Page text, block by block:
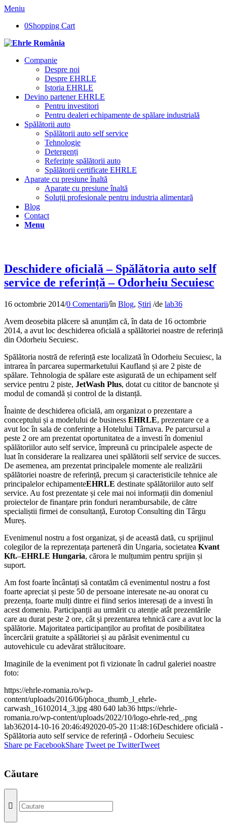
Meniu
0Shopping Cart
Companie
Despre noi
Despre EHRLE
Istoria EHRLE
Devino partener EHRLE
Pentru investitori
Pentru dealeri echipamente de spălare industrială
Spălătorii auto
Spălătorii auto self service
Tehnologie
Detergenți
Referințe spălătorii auto
Spălătorii certificate EHRLE
Aparate cu presiune înaltă
Aparate cu presiune înaltă
Soluții profesionale pentru industria alimentară
Blog
Contact
Menu
Deschidere oficială – Spălătoria auto self
service de referință – Odorheiu Secuiesc
16 octombrie 2014/0 Comentarii/în Blog, Știri /de lab36
Avem deosebita plăcere să anunțăm că, în data de 16 octombrie
2014, a avut loc deschiderea oficială a spălătoriei noastre de referință
din Odorheiu Secuiesc.
Spălătoria nostră de referință este localizată în Odorheiu Secuiesc, la
intrarea în parcarea supermarketului Kaufland și are 2 piste de
spălare. Tehnologia de spălare este asigurată de un echipament self
service pentru 2 piste, JetWash Plus, dotat cu cititor de bancnote și
modul de comandă și control de la distanță.
Înainte de deschiderea oficială, am organizat o prezentare a
conceptului și a modelului de business EHRLE, prezentare ce a
avut loc în sala de conferințe a Hotelului Târnava. Pe parcursul a
peste 2 ore am prezentat oportunitatea de a investi în domeniul
spălătoriilor auto self service, împreună cu principalele aspecte de
luat în considerare la realizarea unei spălătorii self service de succes.
De asemenea, am prezentat principalele momente ale realizării
spălătoriei noastre de referință, precum și caracteristicile tehnice ale
principalelor echipamenteEHRLE destinate spălătoriilor auto self
service. Au fost prezentate și cele mai noi informații din domeniul
proiectelor de finanțare prin fonduri nerambursabile, de către
specialiștii firmei de consultanță, Eurotop Consulting din Târgu
Mureș.
Evenimenul nostru a fost organizat, și de această dată, cu sprijinul
colegilor de la reprezentața parteneră din Ungaria, societatea Kvant
Kft.–EHRLE Hungaria, cărora le mulțumim pentru sprijin și
suport.
Am fost foarte încântați să contatăm că evenimentul nostru a fost
foarte apreciat și peste 50 de persoane interesate ne-au onorat cu
prezența, foarte mulți dintre ei fiind serios interesați de a investi în
acest domeniu. Participanții au urmărit cu atenție atât prezentările
care au durat peste 2 ore, cât și prezentarea tehnică care a avut loc la
spălătorie. Majoritatea participanților au profitat de posibilitatea
încercării gratuite a spălătoriei și au părăsit evenimentul cu
autovehicule cu adevărat strălucitoare.
Imaginile de la eveniment pot fi vizionate în cadrul galeriei noastre
foto:
https://ehrle-romania.ro/wp-
content/uploads/2016/06/phoca_thumb_l_ehrle-
carwash_16102014_3.jpg 480 640 lab36 https://ehrle-
romania.ro/wp-content/uploads/2022/10/logo-ehrle-red_.png
lab362014-10-16 20:46:492020-05-20 11:48:16Deschidere oficială -
Spălătoria auto self service de referință - Odorheiu Secuiesc
Share pe FacebookShare Tweet pe TwitterTweet
Căutare